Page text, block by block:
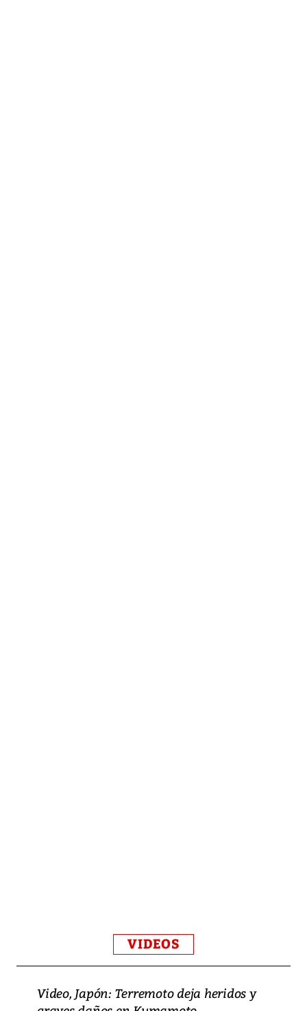
VIDEOS
Video, Japón: Terremoto deja heridos y